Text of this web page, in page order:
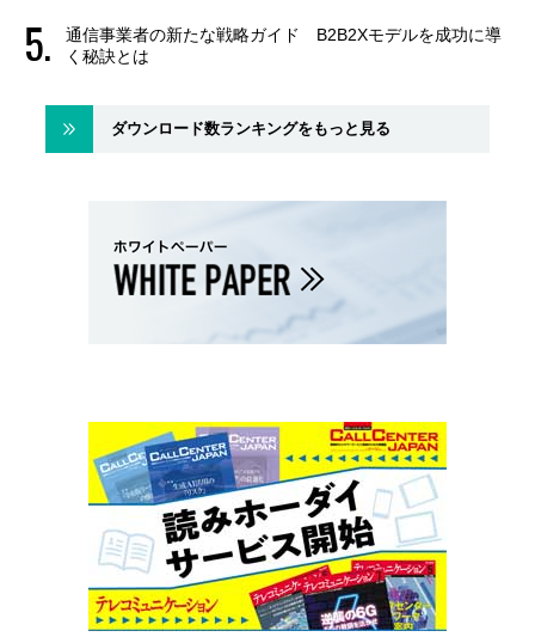
通信事業者の新たな戦略ガイド B2B2Xモデルを成功に導
く秘訣とは
ダウンロード数ランキングをもっと見る